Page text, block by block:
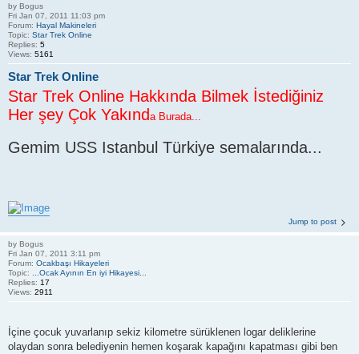
by Bogus
Fri Jan 07, 2011 11:03 pm
Forum: Hayal Makineleri
Topic: Star Trek Online
Replies: 5
Views: 5161
Star Trek Online
Star Trek Online Hakkında Bilmek İstediğiniz
Her şey Çok Yakınd a Burada...
Gemim USS Istanbul Türkiye semalarında...
Jump to post
by Bogus
Fri Jan 07, 2011 3:11 pm
Forum: Ocakbaşı Hikayeleri
Topic:
...Ocak Ayının En iyi Hikayesi...
Replies: 17
Views: 2911
İçine çocuk yuvarlanıp sekiz kilometre sürüklenen logar deliklerine
olaydan sonra belediyenin hemen koşarak kapağını kapatması gibi ben